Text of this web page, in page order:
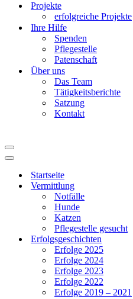
Projekte
erfolgreiche Projekte
Ihre Hilfe
Spenden
Pflegestelle
Patenschaft
Über uns
Das Team
Tätigkeitsberichte
Satzung
Kontakt
Navigationsmenü
Navigationsmenü
Startseite
Vermittlung
Notfälle
Hunde
Katzen
Pflegestelle gesucht
Erfolgsgeschichten
Erfolge 2025
Erfolge 2024
Erfolge 2023
Erfolge 2022
Erfolge 2019 – 2021